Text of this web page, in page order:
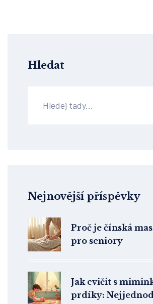
Hledat
Nejnovější příspěvky
Proč je čínská
pro seniory
Jak cvičit s
prdíky: